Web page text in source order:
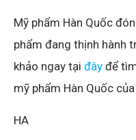
Mỹ phẩm Hàn Quốc
phẩm đang thịnh hành
khảo ngay tại đây để
mỹ phẩm Hàn Quốc
HA